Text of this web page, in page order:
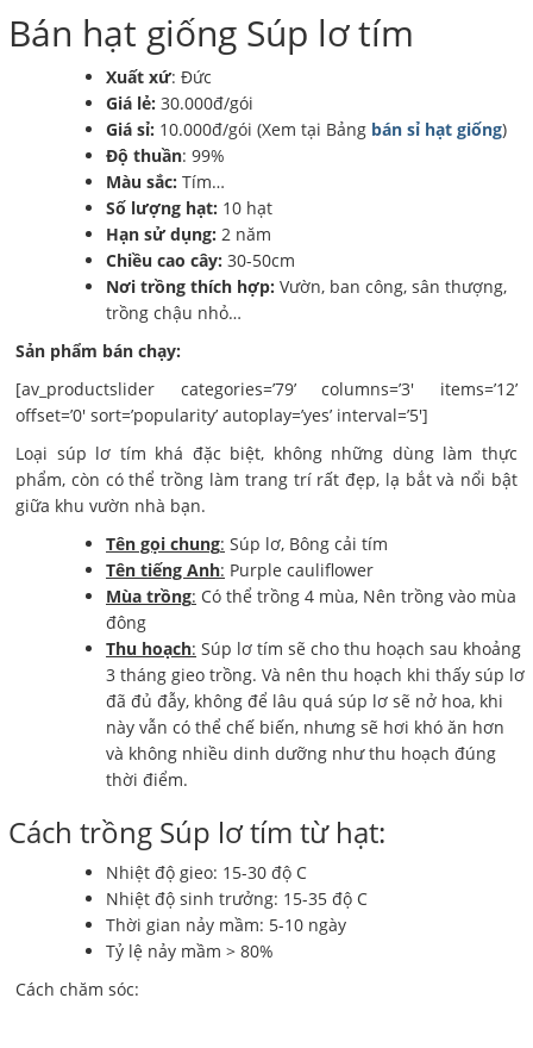
Bán hạt giống Súp lơ tím
Xuất xứ: Đức
Giá lẻ: 30.000đ/gói
Giá sỉ: 10.000đ/gói (Xem tại Bảng bán sỉ hạt giống)
Độ thuần: 99%
Màu sắc: Tím…
Số lượng hạt: 10 hạt
Hạn sử dụng: 2 năm
Chiều cao cây: 30-50cm
Nơi trồng thích hợp: Vườn, ban công, sân thượng,
trồng chậu nhỏ…
Sản phẩm bán chạy:
[av_productslider categories=’79’ columns=’3′ items=’12’
offset=’0′ sort=’popularity’ autoplay=’yes’ interval=’5′]
Loại súp lơ tím khá đặc biệt, không những dùng làm thực
phẩm, còn có thể trồng làm trang trí rất đẹp, lạ bắt và nổi bật
giữa khu vườn nhà bạn.
Tên gọi chung: Súp lơ, Bông cải tím
Tên tiếng Anh: Purple cauliflower
Mùa trồng: Có thể trồng 4 mùa, Nên trồng vào mùa
đông
Thu hoạch: Súp lơ tím sẽ cho thu hoạch sau khoảng
3 tháng gieo trồng. Và nên thu hoạch khi thấy súp lơ
đã đủ đẫy, không để lâu quá súp lơ sẽ nở hoa, khi
này vẫn có thể chế biến, nhưng sẽ hơi khó ăn hơn
và không nhiều dinh dưỡng như thu hoạch đúng
thời điểm.
Cách trồng Súp lơ tím từ hạt:
Nhiệt độ gieo: 15-30 độ C
Nhiệt độ sinh trưởng: 15-35 độ C
Thời gian nảy mầm: 5-10 ngày
Tỷ lệ nảy mầm > 80%
Cách chăm sóc: